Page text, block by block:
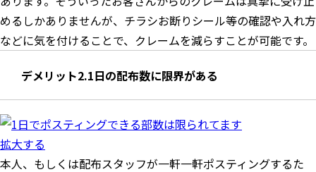
めるしかありませんが、チラシお断りシール等の確認や入れ方
などに気を付けることで、クレームを減らすことが可能です。
デメリット2.1日の配布数に限界がある
拡大する
本人、もしくは配布スタッフが一軒一軒ポスティングするた